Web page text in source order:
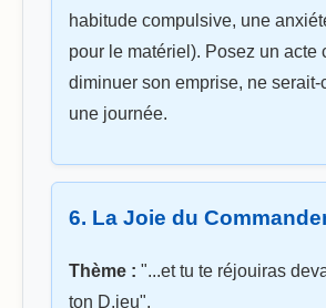
habitude compulsive, une
pour le matériel). Posez un acte
diminuer son emprise, ne serait-
une journée.
6. La Joie du
Thème : "...et tu te réjouiras
ton D.ieu".